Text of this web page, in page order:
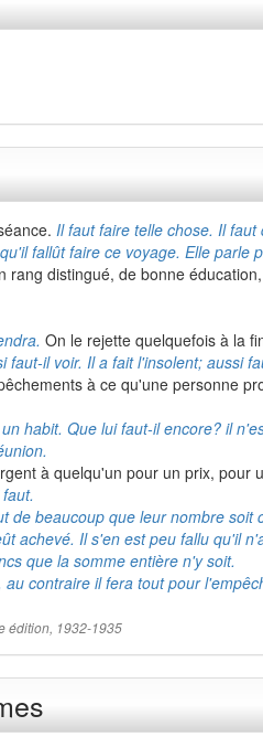
Il faut faire telle chose. Il
fallût faire ce voyage. Elle parle
rang distingué, de bonne
On le rejette quelquefois à la
faut-il voir. Il a fait l'insolent; aussi
à ce qu'une personne
habit. Que lui faut-il encore? il
à quelqu'un pour un prix, pour
de beaucoup que leur nombre
achevé. Il s'en est peu fallu qu'il
que la somme entière n'y soit.
contraire il fera tout pour
édition, 1932-1935